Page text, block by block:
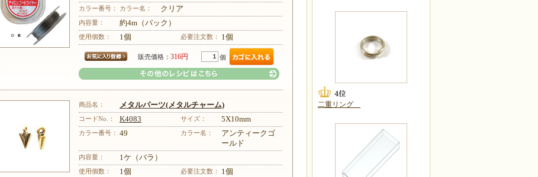
その他のレシピはこちら
カラー番号： カラー名： クリア
内容量： 約4m（パック）
使用個数： 1個 必要注文数： 1個
販売価格： 316円 個
その他のレシピはこちら
商品名： メタルパーツ(メタルチャーム)
コードNo.： K4083 サイズ： 5X10mm
カラー番号： 49 カラー名：
アンティークゴ
ールド
内容量： 1ケ（バラ）
使用個数： 1個 必要注文数： 1個
二重リング